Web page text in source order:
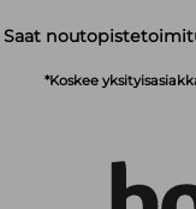
Saat
*Koskee